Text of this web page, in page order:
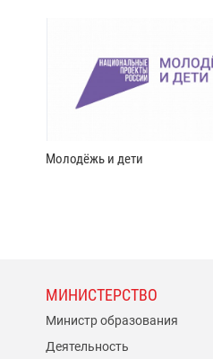
Молодёжь и дети
МИНИСТЕРСТВО
Министр образования
Деятельность